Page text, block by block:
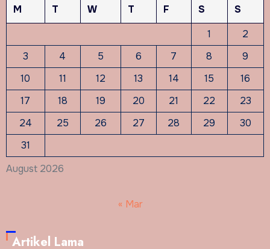
August 2026
M T W T F S
S
1
2
3
4 5 6 7 8
9
10
11 12 13 14 15
16
17
18 19 20 21 22
23
24
25 26 27 28 29
30
31
« Mar
Artikel Lama